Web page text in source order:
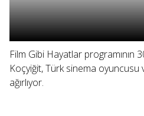
Film Gibi Hayatlar programının
Koçyiğit, Türk sinema oyuncusu
ağırlıyor.